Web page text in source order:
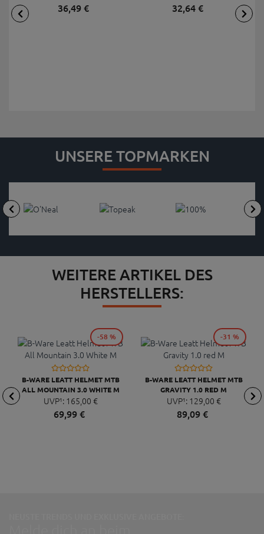
36,49€ 32,64€
UNSERE TOPMARKEN
WEITERE ARTIKEL DES
HERSTELLERS:
B-WARE LEATT HELMET MTB
ALL MOUNTAIN 3.0 WHITE M
UVP¹: 165,00 €
69,99 €
-58 %
B-WARE LEATT HELMET MTB
GRAVITY 1.0 RED M
UVP¹: 129,00 €
89,09 €
-31 %